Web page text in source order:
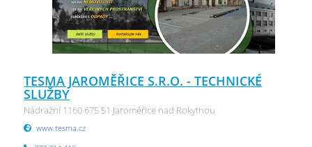
TESMA JAROMĚŘICE S.R.O. - TECHNICKÉ
SLUŽBY
Nádražní 1160 675 51 Jaroměřice nad Rokytnou
www.tesma.cz